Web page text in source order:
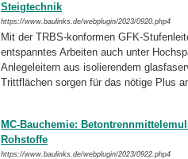
Steigtechnik
https://www.baulinks.de/webplugin/2023/0920.php4
Mit der TRBS-konformen GFK-
entspanntes Arbeiten auch unter
Anlegeleitern aus isolierendem
Trittflächen sorgen für das nötige Plus
MC-Bauchemie:
Rohstoffe
https://www.baulinks.de/webplugin/2023/0922.php4